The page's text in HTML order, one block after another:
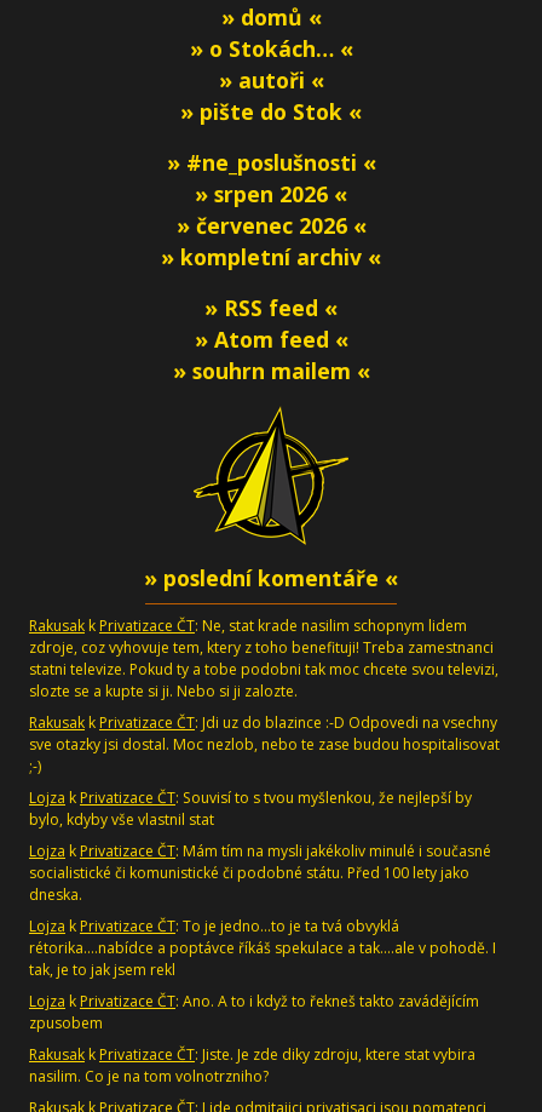
» domů «
» o Stokách… «
» autoři «
» pište do Stok «
» #ne_poslušnosti «
» srpen 2026 «
» červenec 2026 «
» kompletní archiv «
» RSS feed «
» Atom feed «
» souhrn mailem «
» poslední komentáře «
Rakusak k Privatizace ČT: Ne, stat krade nasilim schopnym lidem
zdroje, coz vyhovuje tem, ktery z toho benefituji! Treba zamestnanci
statni televize. Pokud ty a tobe podobni tak moc chcete svou televizi,
slozte se a kupte si ji. Nebo si ji zalozte.
Rakusak k Privatizace ČT: Jdi uz do blazince :-D Odpovedi na vsechny
sve otazky jsi dostal. Moc nezlob, nebo te zase budou hospitalisovat
;-)
Lojza k Privatizace ČT: Souvisí to s tvou myšlenkou, že nejlepší by
bylo, kdyby vše vlastnil stat
Lojza k Privatizace ČT: Mám tím na mysli jakékoliv minulé i současné
socialistické či komunistické či podobné státu. Před 100 lety jako
dneska.
Lojza k Privatizace ČT: To je jedno...to je ta tvá obvyklá
rétorika....nabídce a poptávce říkáš spekulace a tak....ale v pohodě. I
tak, je to jak jsem rekl
Lojza k Privatizace ČT: Ano. A to i když to řekneš takto zavádějícím
zpusobem
Rakusak k Privatizace ČT: Jiste. Je zde diky zdroju, ktere stat vybira
nasilim. Co je na tom volnotrzniho?
Rakusak k Privatizace ČT: Lide odmitajici privatisaci jsou pomatenci,